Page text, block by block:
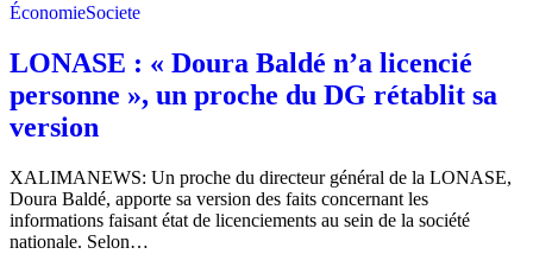
ÉconomieSociete
LONASE : « Doura Baldé n’a licencié
personne », un proche du DG rétablit sa
version
XALIMANEWS: Un proche du directeur général de la LONASE,
Doura Baldé, apporte sa version des faits concernant les
informations faisant état de licenciements au sein de la société
nationale. Selon…